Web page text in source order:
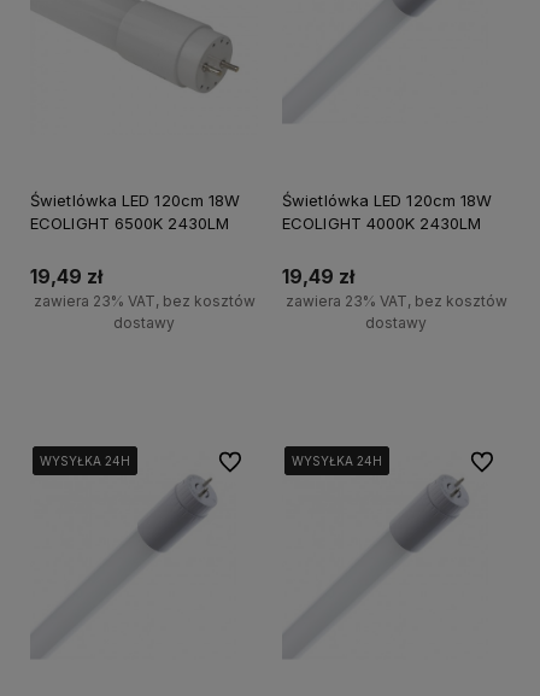
Świetlówka LED 120cm 18W
ECOLIGHT 6500K 2430LM
19,49 zł
zawiera 23% VAT, bez kosztów
dostawy
Świetlówka LED 120cm 18W
ECOLIGHT 4000K 2430LM
19,49 zł
zawiera 23% VAT, bez kosztów
dostawy
WYSYŁKA 24H
WYSYŁKA 24H
WYSYŁKA 24H
WYSYŁKA 24H Do ulubionychWYSYŁKA 24H
WYSYŁKA 24H
WYSYŁKA 24H
WYSYŁKA 24H Do